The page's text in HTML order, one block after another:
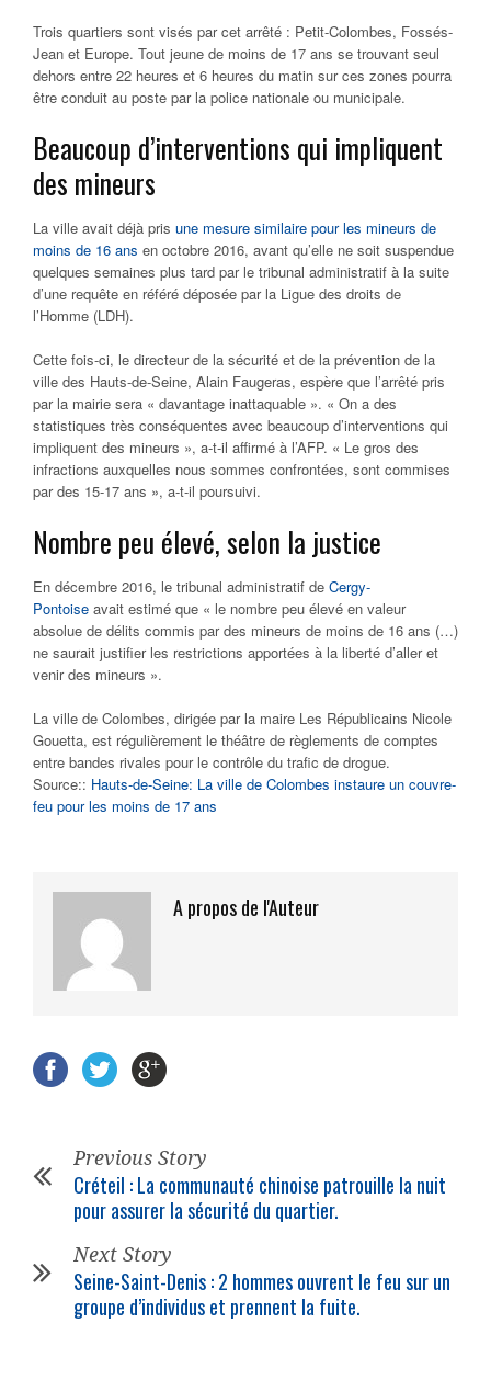
Trois quartiers sont visés par cet arrêté : Petit-Colombes, Fossés-
Jean et Europe. Tout jeune de moins de 17 ans se trouvant seul
dehors entre 22 heures et 6 heures du matin sur ces zones pourra
être conduit au poste par la police nationale ou municipale.
Beaucoup d’interventions qui impliquent
des mineurs
La ville avait déjà pris une mesure similaire pour les mineurs de
moins de 16 ans en octobre 2016, avant qu’elle ne soit suspendue
quelques semaines plus tard par le tribunal administratif à la suite
d’une requête en référé déposée par la Ligue des droits de
l’Homme (LDH).
Cette fois-ci, le directeur de la sécurité et de la prévention de la
ville des Hauts-de-Seine, Alain Faugeras, espère que l’arrêté pris
par la mairie sera « davantage inattaquable ». « On a des
statistiques très conséquentes avec beaucoup d’interventions qui
impliquent des mineurs », a-t-il affirmé à l’AFP. « Le gros des
infractions auxquelles nous sommes confrontées, sont commises
par des 15-17 ans », a-t-il poursuivi.
Nombre peu élevé, selon la justice
En décembre 2016, le tribunal administratif de Cergy-
Pontoise avait estimé que « le nombre peu élevé en valeur
absolue de délits commis par des mineurs de moins de 16 ans (…)
ne saurait justifier les restrictions apportées à la liberté d’aller et
venir des mineurs ».
La ville de Colombes, dirigée par la maire Les Républicains Nicole
Gouetta, est régulièrement le théâtre de règlements de comptes
entre bandes rivales pour le contrôle du trafic de drogue.
Source:: Hauts-de-Seine: La ville de Colombes instaure un couvre-
feu pour les moins de 17 ans
A propos de l'Auteur
Previous Story
Créteil : La communauté chinoise patrouille la nuit
pour assurer la sécurité du quartier.
Next Story
Seine-Saint-Denis : 2 hommes ouvrent le feu sur un
groupe d’individus et prennent la fuite.